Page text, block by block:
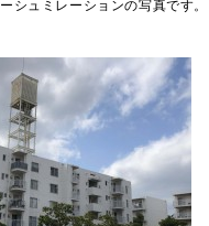
シュミレーションの写真です。